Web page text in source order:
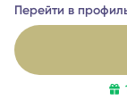
ресурсный путь
двигаться
понимание
Перейти в профиль